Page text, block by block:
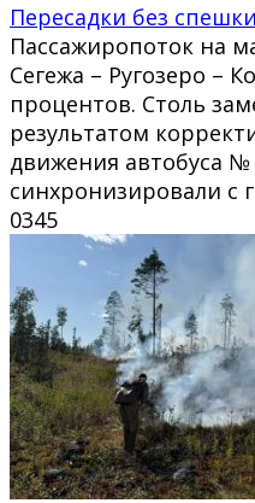
Пересадки без спешки
Пассажиропоток на
Сегежа – Ругозеро –
процентов. Столь
результатом
движения автобуса №
синхронизировали с
0345